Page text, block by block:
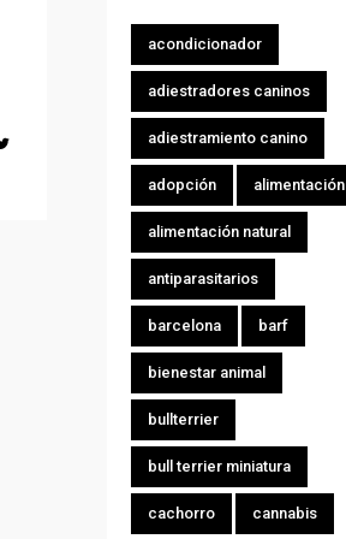
acondicionador
adiestradores caninos
adiestramiento canino
adopción alimentación
alimentación natural
antiparasitarios
barcelona barf
bienestar animal
bullterrier
bull terrier miniatura
cachorro cannabis